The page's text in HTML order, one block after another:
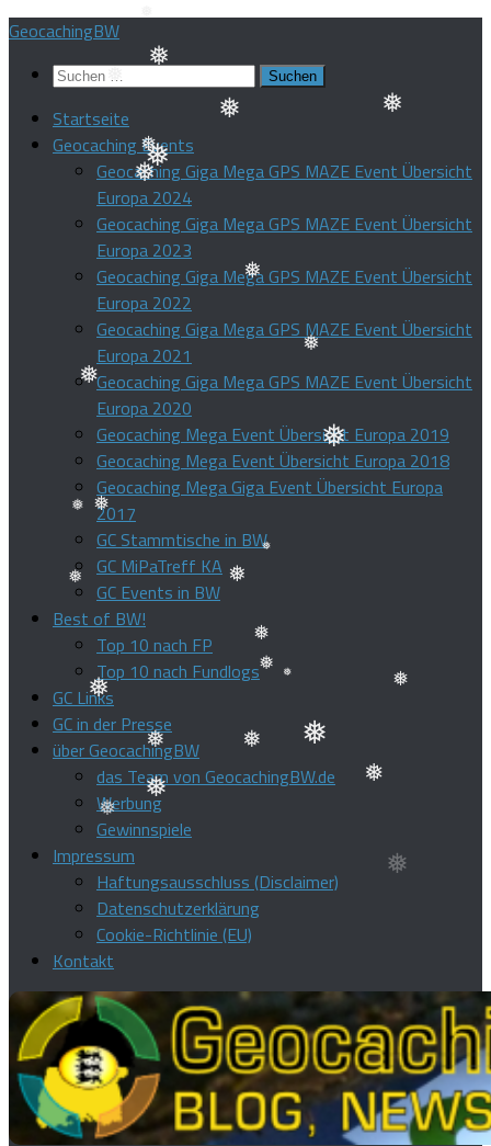
❅
❅
❅ ❅
❅
❅
❅
❅
❅
❅
❅
❅
❅
❅
❅ ❅
❅
❅
❅
Zum
springen
GeocachingBW
Suchen
Startseite
Geocaching Events
Geocaching Giga Mega GPS MAZE Event Übersicht
Europa 2024
Geocaching Giga Mega GPS MAZE Event Übersicht
Europa 2023
Geocaching Giga Mega GPS MAZE Event Übersicht
Europa 2022
Geocaching Giga Mega GPS MAZE Event Übersicht
Europa 2021
Geocaching Giga Mega GPS MAZE Event Übersicht
Europa 2020
Geocaching Mega Event Übersicht Europa 2019
Geocaching Mega Event Übersicht Europa 2018
Geocaching Mega Giga Event Übersicht Europa
2017
GC Stammtische in BW
GC MiPaTreff KA
GC Events in BW
Best of BW!
Top 10 nach FP
Top 10 nach Fundlogs
GC Links
GC in der Presse
über GeocachingBW
das Team von GeocachingBW.de
Werbung
Gewinnspiele
Impressum
Haftungsausschluss (Disclaimer)
Datenschutzerklärung
Cookie-Richtlinie (EU)
Kontakt